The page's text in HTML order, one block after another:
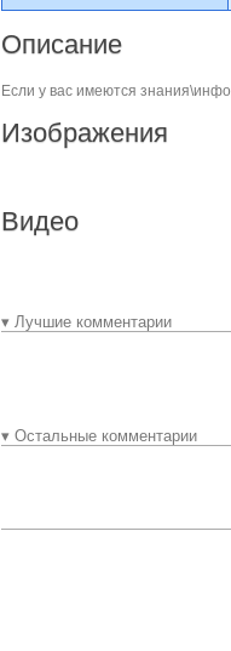
Описание
Если у вас имеются
Изображения
Видео
▾ Лучшие комментарии
▾ Остальные комментарии